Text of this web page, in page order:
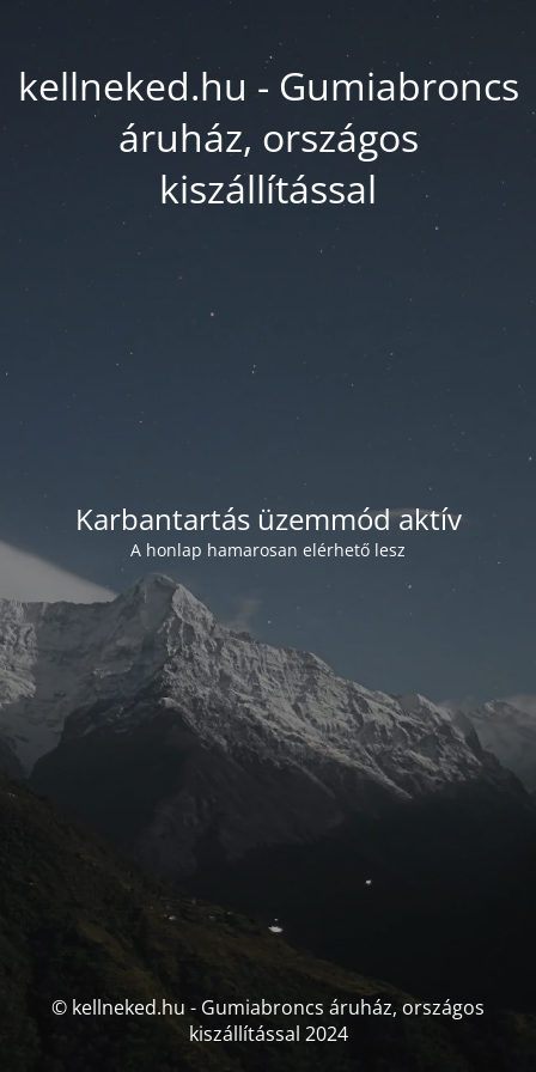
kellneked.hu - Gumiabroncs
áruház, országos
kiszállítással
Karbantartás üzemmód aktív
A honlap hamarosan elérhető lesz
© kellneked.hu - Gumiabroncs áruház, országos
kiszállítással 2024